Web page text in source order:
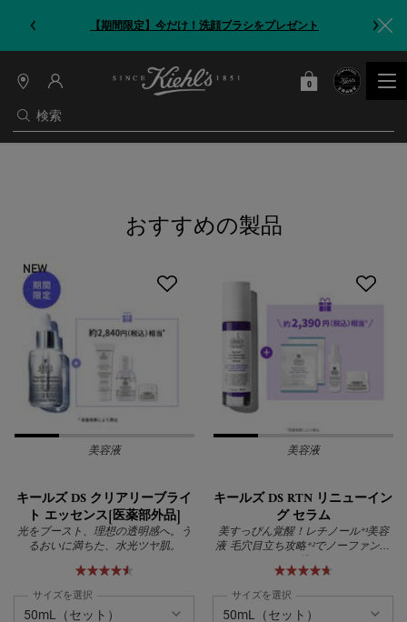
【期間限定】今だけ！洗顔ブラシをプレゼント
検索
店
情
報
カート
0
0 カート内の製品
おすすめの製品
NEW
美容液
キールズ DS クリアリーブライ
ト エッセンス[医薬部外品]
光をブースト、理想の透明感へ。う
るおいに満ちた、水光ツヤ肌。
サイズを選択
美容液
キールズ DS RTN リニューイン
グ セラム
美すっぴん覚醒！レチノール*¹美容
液 毛穴目立ち攻略*²でノーファンデ
に挑む
サイズを選択